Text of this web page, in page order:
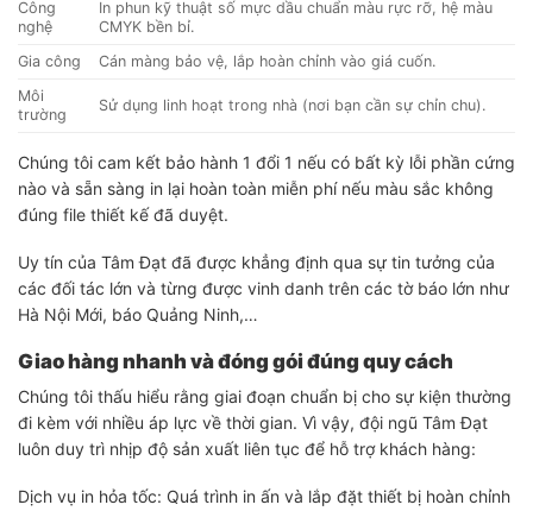
Công
nghệ
In phun kỹ thuật số mực dầu chuẩn màu rực rỡ, hệ màu
CMYK bền bỉ.
Gia công
Cán màng bảo vệ, lắp hoàn chỉnh vào giá cuốn.
Môi
trường
Sử dụng linh hoạt trong nhà (nơi bạn cần sự chỉn chu).
Chúng tôi cam kết bảo hành 1 đổi 1 nếu có bất kỳ lỗi phần cứng
nào và sẵn sàng in lại hoàn toàn miễn phí nếu màu sắc không
đúng file thiết kế đã duyệt.
Uy tín của Tâm Đạt đã được khẳng định qua sự tin tưởng của
các đối tác lớn và từng được vinh danh trên các tờ báo lớn như
Hà Nội Mới, báo Quảng Ninh,…
Giao hàng nhanh và đóng gói đúng quy cách
Chúng tôi thấu hiểu rằng giai đoạn chuẩn bị cho sự kiện thường
đi kèm với nhiều áp lực về thời gian. Vì vậy, đội ngũ Tâm Đạt
luôn duy trì nhịp độ sản xuất liên tục để hỗ trợ khách hàng:
Dịch vụ in hỏa tốc: Quá trình in ấn và lắp đặt thiết bị hoàn chỉnh